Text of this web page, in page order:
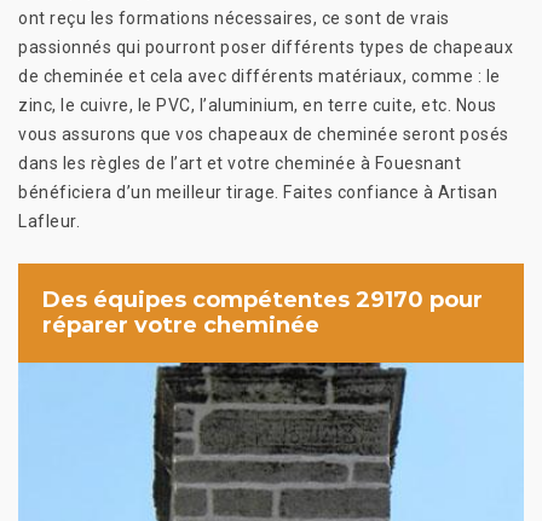
ont reçu les formations nécessaires, ce sont de vrais
passionnés qui pourront poser différents types de chapeaux
de cheminée et cela avec différents matériaux, comme : le
zinc, le cuivre, le PVC, l’aluminium, en terre cuite, etc. Nous
vous assurons que vos chapeaux de cheminée seront posés
dans les règles de l’art et votre cheminée à Fouesnant
bénéficiera d’un meilleur tirage. Faites confiance à Artisan
Lafleur.
Des équipes compétentes 29170 pour
réparer votre cheminée